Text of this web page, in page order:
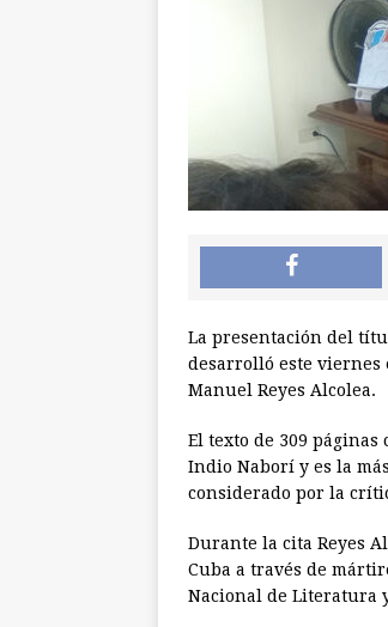
La presentación del
desarrolló este viernes
Manuel Reyes Alcolea.
El texto de 309
Indio Naborí y es la
considerado por la
Durante la cita Reyes
Cuba a través de
Nacional de Literatura